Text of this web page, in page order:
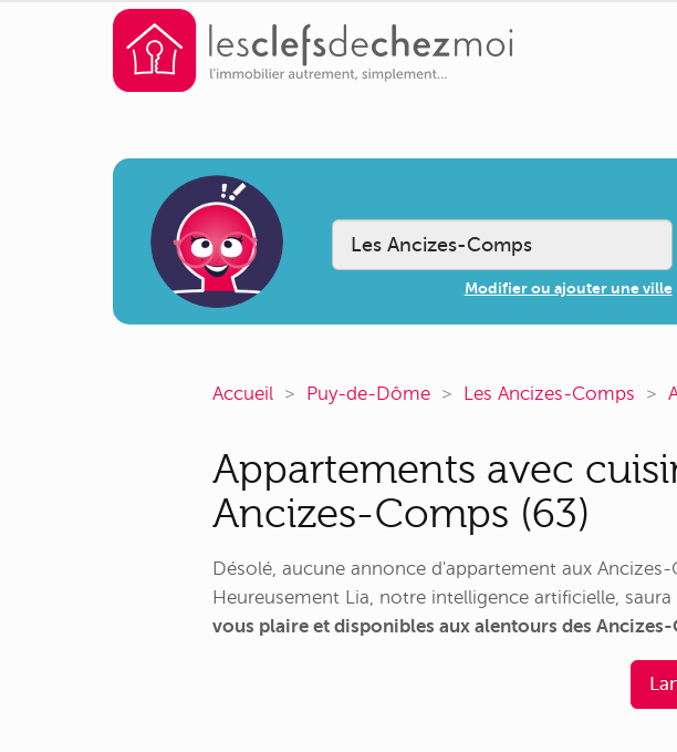
Modifier ou ajouter une ville
Accueil Puy-de-Dôme Les Ancizes-Comps
Appartements avec
Ancizes-Comps (63)
Désolé, aucune annonce d'appartement aux
Heureusement Lia, notre intelligence artificielle,
vous plaire et disponibles aux alentours des